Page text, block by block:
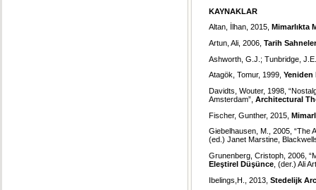
KAYNAKLAR
Altan, İlhan, 2015,
Mimarlıkta
Artun, Ali, 2006, Tarih
Ashworth, G.J.; Tunbridge,
Atagök, Tomur, 1999, Yeniden
Davidts, Wouter, 1998,
Amsterdam”, Architectural
Fischer, Gunther, 2015,
Giebelhausen, M., 2005, “The
(ed.) Janet Marstine,
Grunenberg, Cristoph, 2006,
Eleştirel Düşünce , (der.) Ali
Ibelings,H., 2013, Stedelijk